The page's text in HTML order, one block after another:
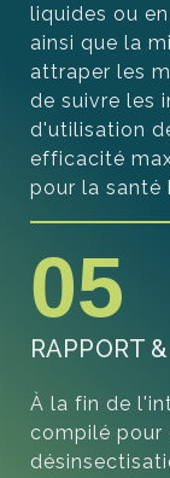
liquides ou
ainsi que la
attraper les
de suivre les
d'utilisation
efficacité
pour la santé
05
RAPPORT
À la fin de
compilé pour